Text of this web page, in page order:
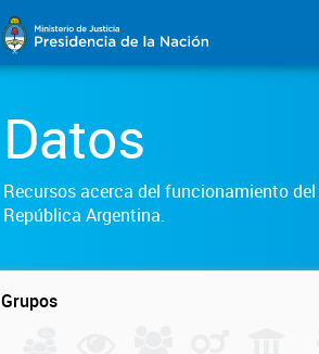
Datos
Recursos acerca del funcionamiento
República Argentina.
Grupos